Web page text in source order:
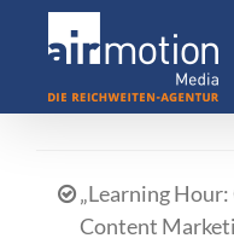
„Learning
Content